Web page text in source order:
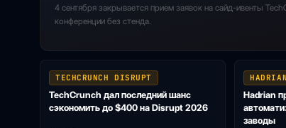
4 сентября закрывается прием заявок на сайд-ивенты
конференции без стенда.
TECHCRUNCH DISRUPT
TechCrunch дал последний шанс
сэкономить до $400 на Disrupt 2026
HADRIAN
Hadrian
заводы